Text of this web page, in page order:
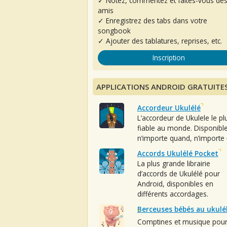
amis
✓ Enregistrez des tabs dans votre
songbook
✓ Ajouter des tablatures, reprises, etc.
Inscription
APPLICATIONS ANDROID
Accordeur Ukulélé
L’accordeur de Ukulele le
fiable au monde. Disponible
n’importe quand, n’importe
Accords Ukulélé Pocket
La plus grande librairie
d’accords de Ukulélé pour
Android, disponibles en
différents accordages.
Berceuses bébés au
Comptines et musique pour